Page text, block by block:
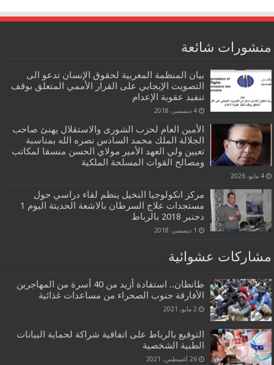
منشورات شائعة
بيان المنظمة المغربية لحقوق الإنسان تدعو الى
التصويت الإيجابي على القرار الأممي المتعلق بوقف
تنفيذ عقوبة الإعدام
4 ديسمبر، 2018
الأمين العام لحزب الشورى والاستقلال يهنئ صاحب
الجلالة الملك محمد السادس نصره الله بمناسبة
تعيين ولي العهد الأمير مولاي الحسن منسقا لمكاتب
ومصالح القوات المسلحة الملكية
4 مايو، 2026
مركز انكولوجيا النخيل ينظم لقاء دراسي حول
مستجدات علاج السرطان بالاشعة الحديتة اليوم 1
دجنبر 2018 بالرباط
1 ديسمبر، 2018
مشاركات عشوائية
طانطان.. استفادة أزيد من 40 أسرة من المهاجرين
الأفارقة جنوب الصحراء من مساعدات غذائية
2 مايو، 2021
التوقيع بالرباط على اتفاقية شراكة لحماية البيانات
الطبية الشخصية
26 أغسطس، 2021